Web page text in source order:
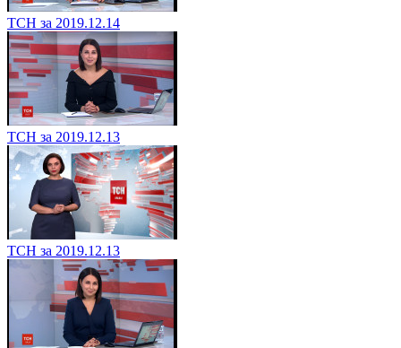
ТСН за 2019.12.14
ТСН за 2019.12.13
ТСН за 2019.12.13